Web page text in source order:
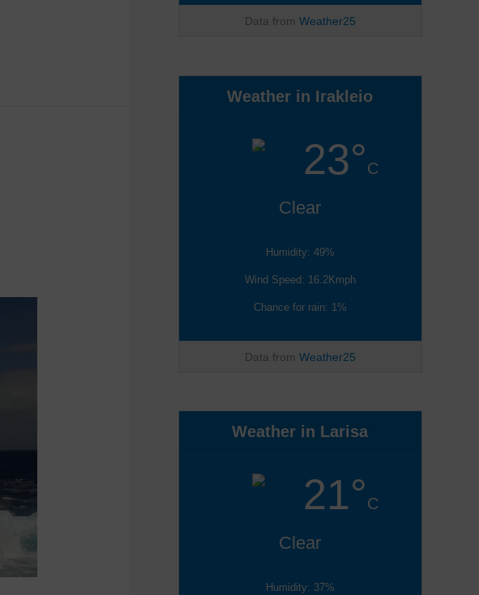
Data from Weather25
Weather in Irakleio
23°C
Clear
Humidity: 49%
Wind Speed: 16.2Kmph
Chance for rain: 1%
Data from Weather25
Weather in Larisa
21°C
Clear
Humidity: 37%